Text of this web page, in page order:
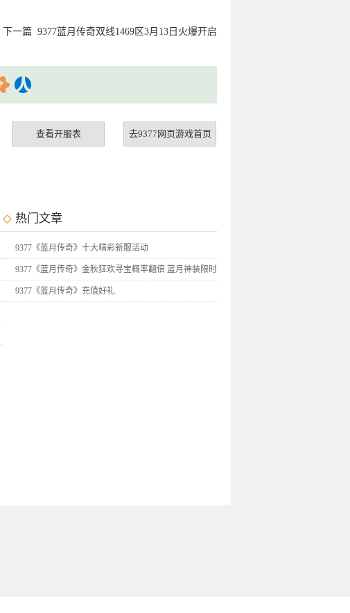
下一篇 9377蓝月传奇双线1469区3月13日火爆开启
查看开服表 去9377网页游戏首页
热门文章
9377《蓝月传奇》十大精彩新服活动
9377《蓝月传奇》金秋狂欢寻宝概率翻倍 蓝月神装限时
抽
9377《蓝月传奇》充值好礼